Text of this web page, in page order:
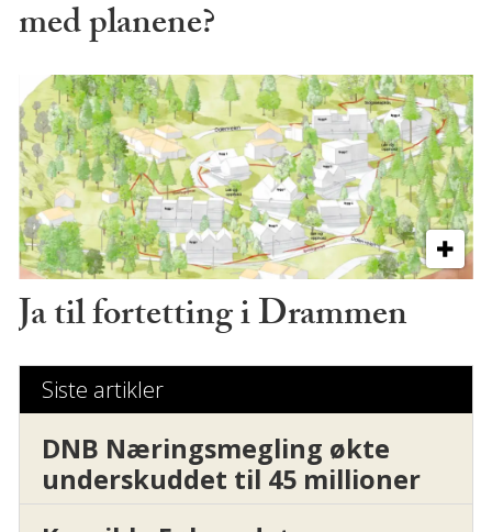
med planene?
Ja til fortetting i Drammen
Siste artikler
DNB Næringsmegling økte
underskuddet til 45 millioner